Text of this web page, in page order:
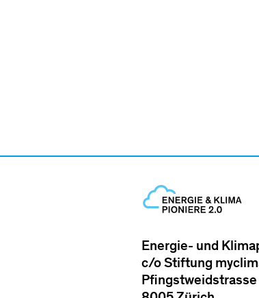
Energie- und
c/o Stiftung
Pfingstweidstrasse